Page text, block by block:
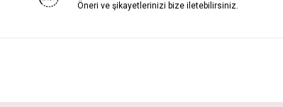
Öneri ve şikayetlerinizi bize iletebilirsiniz.